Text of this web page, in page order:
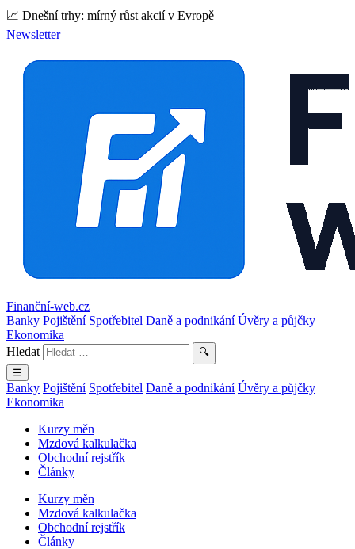
📈 Dnešní trhy: mírný růst akcií v Evropě
Newsletter
Finanční-web.cz
Banky Pojištění Spotřebitel Daně a podnikání Úvěry a půjčky
Ekonomika
Hledat
🔍
☰
Banky Pojištění Spotřebitel Daně a podnikání Úvěry a půjčky
Ekonomika
Kurzy měn
Mzdová kalkulačka
Obchodní rejstřík
Články
Kurzy měn
Mzdová kalkulačka
Obchodní rejstřík
Články